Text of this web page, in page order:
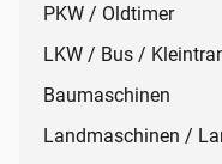
PKW / Oldtimer
LKW / Bus /
Baumaschinen
Landmaschinen /